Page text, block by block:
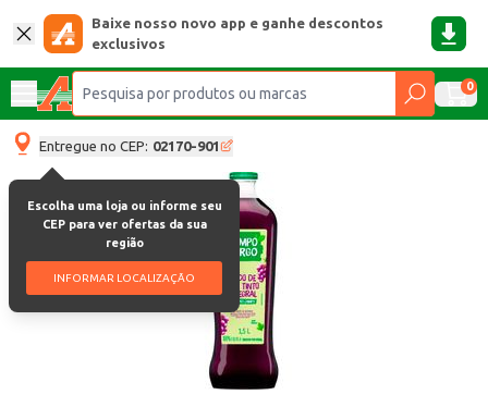
Baixe nosso novo app e ganhe descontos
exclusivos
0
Entregue no CEP: 02170-901
Escolha uma loja ou informe seu
CEP para ver ofertas da sua
região
INFORMAR LOCALIZAÇÃO